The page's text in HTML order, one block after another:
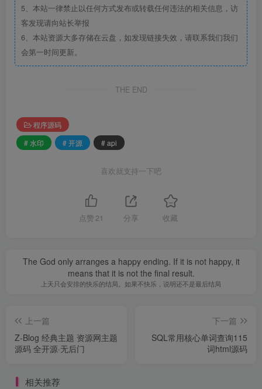
5、本站一律禁止以任何方式发布或转载任何违法的相关信息，访
客发现请向站长举报
6、本站资源大多存储在云盘，如发现链接失效，请联系我们我们
会第一时间更新。
THE END
程序源码
# 水印
# 开源 # api
喜欢就支持一下吧
点赞 21 分享 收藏
The God only arranges a happy ending. If it is not happy, it
means that it is not the final result.
上天只会安排的快乐的结局。如果不快乐，说明还不是最后结局
上一篇
Z-Blog 经典主题 资源网主题
源码 全开源·无后门
下一篇
SQL常用核心单词查询115
词html源码
相关推荐